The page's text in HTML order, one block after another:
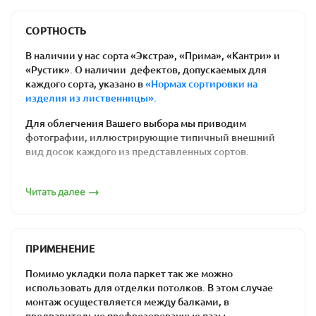
простудятся, резвясь на полу. Возникновение
не грозит.
Соблюдение экологических требований к
материалам отделки внутри помещений.
Доска состоит целиком из натуральной
древесины.
Простота ремонта напольного покрытия: вам
новые.
дорогим, чем половая доска из предлагаемых
нами пород древесины. Встречаются и
уникальные по стоимости товары -дешевая
паркетная досказа счет низкого сорта. При
СОРТНОСТЬ
В наличии у нас сорта «Экстра», «Прима», «Кантри» и
«Рустик». О наличии дефектов, допускаемых для
каждого сорта, указано в«Нормах сортировки на
изделия из лиственницы».
Для облегчения Вашего выбора мы приводим
фотографии, иллюстрирующие типичный внешний
вид досок каждого из представленных сортов.
Читать далее
ПРИМЕНЕНИЕ
Помимо укладки пола паркет так же можно
использовать для отделки потолков. В этом случае
монтаж осуществляется между балками, в